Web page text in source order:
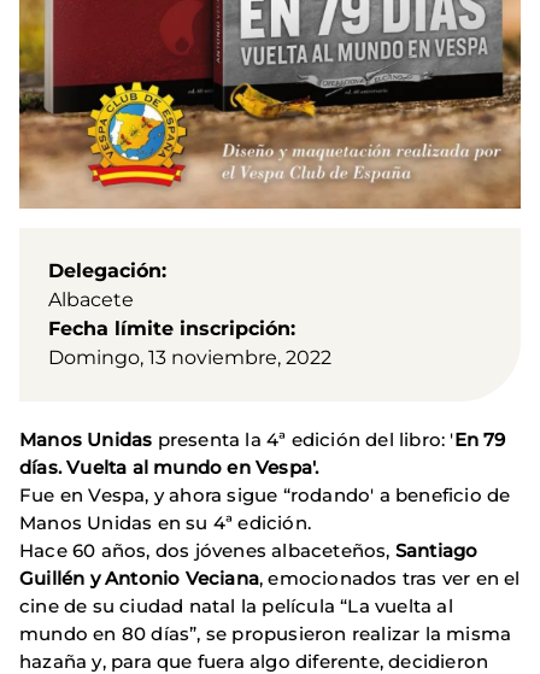
Delegación
Albacete
Fecha límite inscripción
Domingo, 13 noviembre, 2022
Manos Unidas presenta la 4ª edición del libro: 'En 79
días. Vuelta al mundo en Vespa'.
Fue en Vespa, y ahora sigue “rodando' a beneficio de
Manos Unidas en su 4ª edición.
Hace 60 años, dos jóvenes albaceteños, Santiago
Guillén y Antonio Veciana, emocionados tras ver en el
cine de su ciudad natal la película “La vuelta al
mundo en 80 días”, se propusieron realizar la misma
hazaña y, para que fuera algo diferente, decidieron